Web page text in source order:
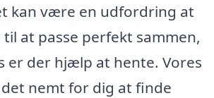
kan være en udfordring at
at passe perfekt sammen,
er der hjælp at hente. Vores
nemt for dig at finde